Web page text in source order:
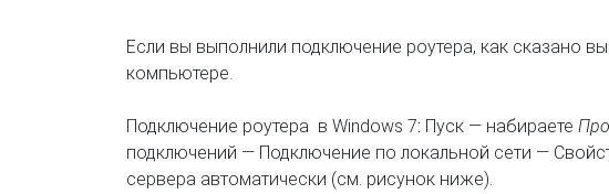
Если вы выполнили подключение роутера, как сказано
компьютере.
Подключение роутера в Windows 7: Пуск — набираете
подключений — Подключение по локальной сети —
сервера автоматически (см. рисунок ниже).